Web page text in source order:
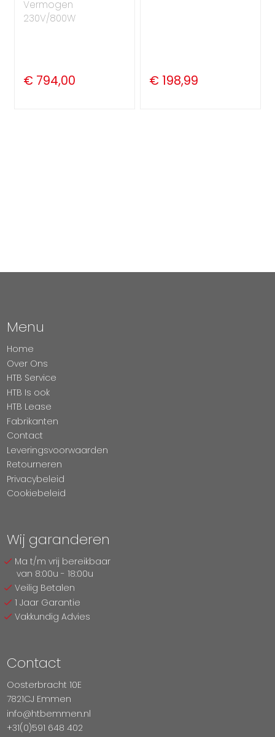
Vermogen
230V/800W
€ 794,00 € 198,99
Menu
Home
Over Ons
HTB Service
HTB Is ook
HTB Lease
Fabrikanten
Contact
Leveringsvoorwaarden
Retourneren
Privacybeleid
Cookiebeleid
Wij garanderen
Ma t/m vrij bereikbaar
van 8:00u - 18:00u
Veilig Betalen
1 Jaar Garantie
Vakkundig Advies
Contact
Oosterbracht 10E
7821CJ Emmen
info@htbemmen.nl
+31(0)591 648 402